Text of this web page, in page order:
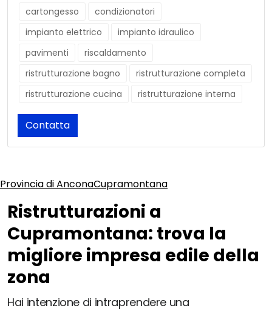
cartongesso
condizionatori
impianto elettrico
impianto idraulico
pavimenti
riscaldamento
ristrutturazione bagno
ristrutturazione completa
ristrutturazione cucina
ristrutturazione interna
Contatta
Provincia di AnconaCupramontana
Ristrutturazioni a
Cupramontana: trova la
migliore impresa edile della
zona
Hai intenzione di intraprendere una